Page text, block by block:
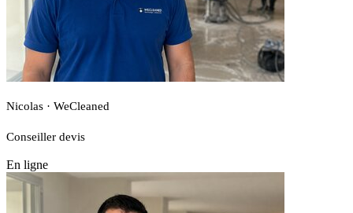
Nicolas · WeCleaned
Conseiller devis
En ligne